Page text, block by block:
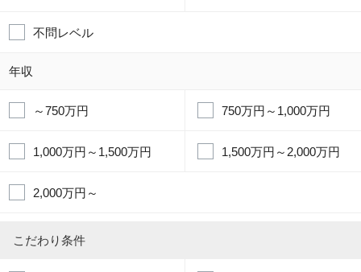
不問レベル
年収
～750万円 750万円～1,000万円
1,000万円～1,500万円 1,500万円～2,000万円
2,000万円～
こだわり条件